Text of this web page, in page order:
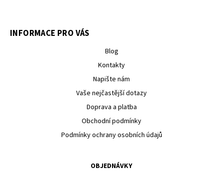
INFORMACE PRO VÁS
Blog
Kontakty
Napište nám
Vaše nejčastější dotazy
Doprava a platba
Obchodní podmínky
Podmínky ochrany osobních údajů
OBJEDNÁVKY